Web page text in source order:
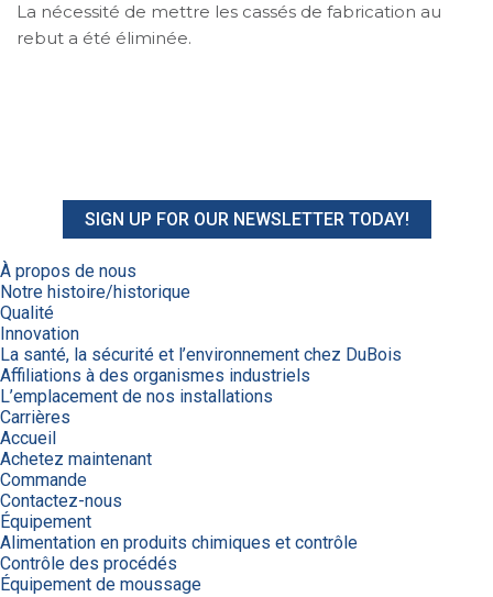
La nécessité de mettre les cassés de fabrication au
rebut a été éliminée.
SIGN UP FOR OUR NEWSLETTER TODAY!
À propos de nous
Notre histoire/historique
Qualité
Innovation
La santé, la sécurité et l’environnement chez DuBois
Affiliations à des organismes industriels
L’emplacement de nos installations
Carrières
Accueil
Achetez maintenant
Commande
Contactez-nous
Équipement
Alimentation en produits chimiques et contrôle
Contrôle des procédés
Équipement de moussage